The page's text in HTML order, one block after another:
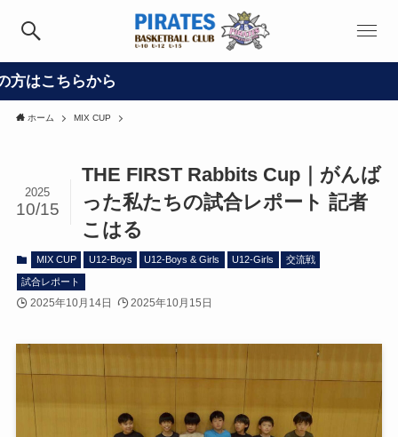
ホーム MIX CUP
THE FIRST Rabbits Cup｜がんば
った私たちの試合レポート 記者
こはる
2025
10/15
MIX CUP U12-Boys U12-Boys & Girls U12-Girls 交流戦
試合レポート
2025年10月14日 2025年10月15日